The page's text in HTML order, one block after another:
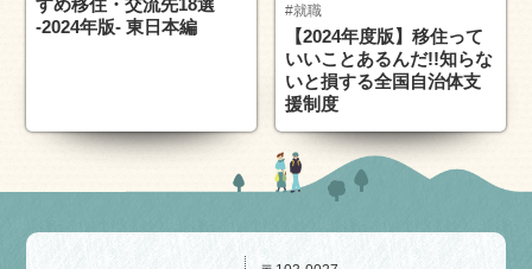
-2024年版- 東日本編
#就職
【2024年度版】移住って
いいことあるんだ!!知らな
いと損する全国自治体支
援制度